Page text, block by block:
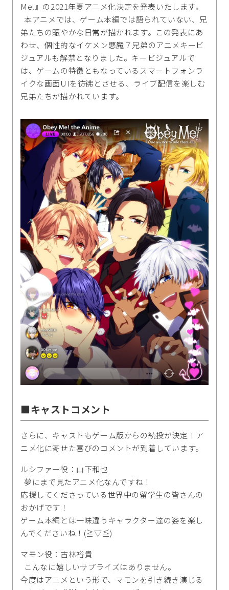
Me!』の2021年夏アニメ化決定を発表いたします。
本アニメでは、ゲーム本編では語られていない、兄
弟たちの賑やかな日常が描かれます。この発表にあ
わせ、個性的なイケメン悪魔７兄弟のアニメキービ
ジュアルも解禁となりました。キービジュアルで
は、ゲームの特徴ともなっているスマートフォンラ
イクな画面UIを彷彿とさせる、ライブ配信を楽しむ
兄弟たちが描かれています。
■キャストコメント
さらに、キャストもゲーム版からの続投が決定！ア
ニメ化に寄せた喜びのコメントが到着しています。
ルシファー役：山下和也
夢にまで見たアニメ化なんですね！
応援してくださっている世界中の留学生の皆さんの
おかげです！
ゲーム本編とは一味違うキャラクター達の姿を楽し
んでくださいね！(≧▽≦)
マモン役：古林裕貴
こんなに嬉しいサプライズはありません。
今度はアニメという形で、マモンを引き続き演じる